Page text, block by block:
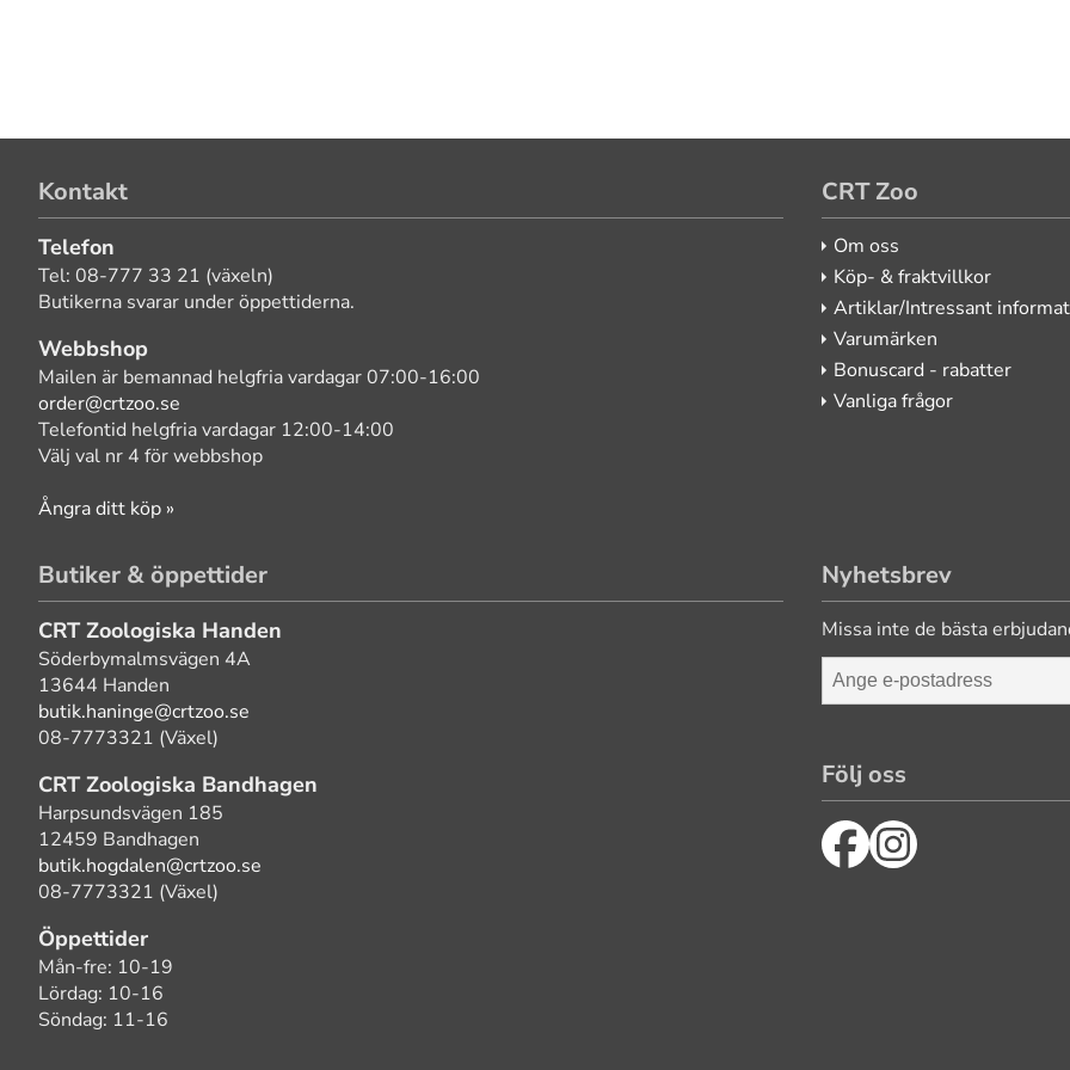
Kontakt
Telefon
Tel: 08-777 33 21 (växeln)
Butikerna svarar under öppettiderna.
Webbshop
Mailen är bemannad helgfria vardagar 07:00-16:00
order@crtzoo.se
Telefontid helgfria vardagar 12:00-14:00
Välj val nr 4 för webbshop
Ångra ditt köp »
CRT Zoo
Om oss
Köp- & fraktvillkor
Artiklar/Intressant
Varumärken
Bonuscard - rabatter
Vanliga frågor
Butiker & öppettider
CRT Zoologiska Handen
Söderbymalmsvägen 4A
13644 Handen
butik.haninge@crtzoo.se
08-7773321 (Växel)
CRT Zoologiska Bandhagen
Harpsundsvägen 185
12459 Bandhagen
butik.hogdalen@crtzoo.se
08-7773321 (Växel)
Öppettider
Mån-fre: 10-19
Lördag: 10-16
Söndag: 11-16
Nyhetsbrev
Missa inte de bästa
Följ oss